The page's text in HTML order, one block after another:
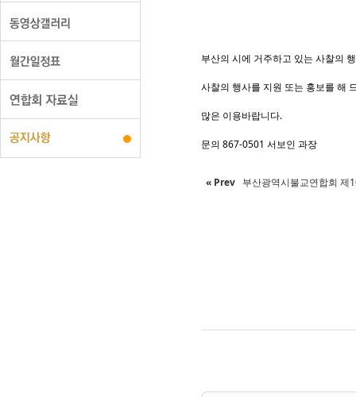
부산의 시에 거주하고 있는 사찰의
사찰의 행사를 지원 또는 홍보를 해
많은 이용바랍니다.
문의 867-0501 서보인 과장
« Prev 부산광역시불교연합회 제